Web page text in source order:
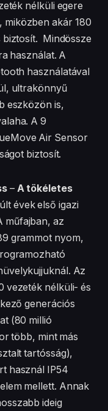
nélküli egere
miközben akár 180
Mindössze
használat. A
használatával
ultrakönnyű
eszközön is,
A 9
Air Sensor
biztosít.
– A tökéletes
évek első igazi
műfajban, az
grammot nyom,
Az
vezeték nélküli- és
generációs
(80 millió
több, mint más
tartósság),
használ IP54
mellett. Annak
ideig